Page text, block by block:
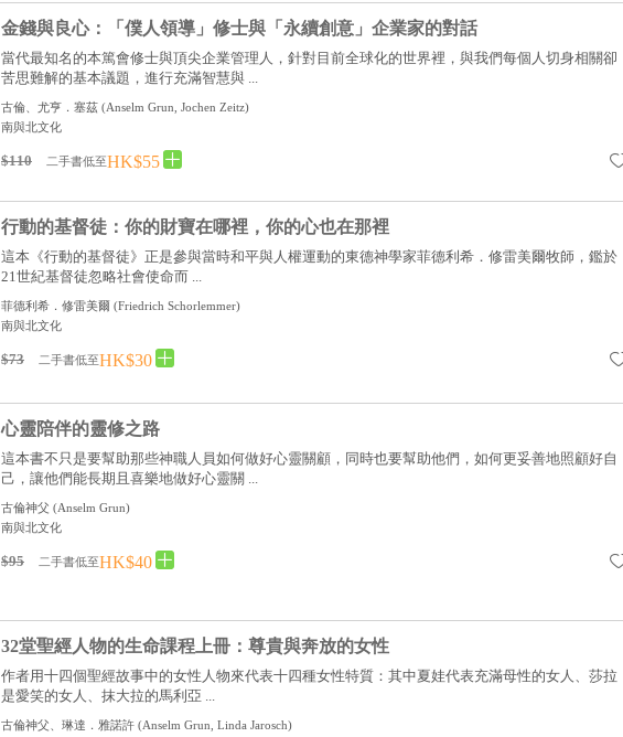
金錢與良心：「僕人領導」修士與「永續創意」企業家的對話
當代最知名的本篤會修士與頂尖企業管理人，針對目前全球化的世界裡，與我們每個人切身相關卻
苦思難解的基本議題，進行充滿智慧與 ...
古倫、尤亨．塞茲 (Anselm Grun, Jochen Zeitz)
南與北文化
$110 二手書低至HK$55
行動的基督徒：你的財寶在哪裡，你的心也在那裡
這本《行動的基督徒》正是參與當時和平與人權運動的東德神學家菲德利希．修雷美爾牧師，鑑於
21世紀基督徒忽略社會使命而 ...
菲德利希．修雷美爾 (Friedrich Schorlemmer)
南與北文化
$73 二手書低至HK$30
心靈陪伴的靈修之路
這本書不只是要幫助那些神職人員如何做好心靈關顧，同時也要幫助他們，如何更妥善地照顧好自
己，讓他們能長期且喜樂地做好心靈關 ...
古倫神父 (Anselm Grun)
南與北文化
$95 二手書低至HK$40
32堂聖經人物的生命課程上冊：尊貴與奔放的女性
作者用十四個聖經故事中的女性人物來代表十四種女性特質：其中夏娃代表充滿母性的女人、莎拉
是愛笑的女人、抹大拉的馬利亞 ...
古倫神父、琳達．雅諾許 (Anselm Grun, Linda Jarosch)